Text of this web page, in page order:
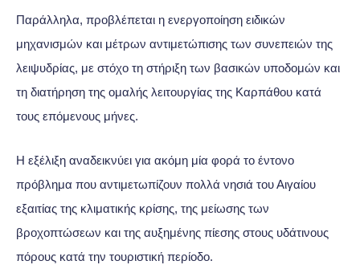
Παράλληλα, προβλέπεται η ενεργοποίηση ειδικών
μηχανισμών και μέτρων αντιμετώπισης των συνεπειών της
λειψυδρίας, με στόχο τη στήριξη των βασικών υποδομών και
τη διατήρηση της ομαλής λειτουργίας της Καρπάθου κατά
τους επόμενους μήνες.
Η εξέλιξη αναδεικνύει για ακόμη μία φορά το έντονο
πρόβλημα που αντιμετωπίζουν πολλά νησιά του Αιγαίου
εξαιτίας της κλιματικής κρίσης, της μείωσης των
βροχοπτώσεων και της αυξημένης πίεσης στους υδάτινους
πόρους κατά την τουριστική περίοδο.